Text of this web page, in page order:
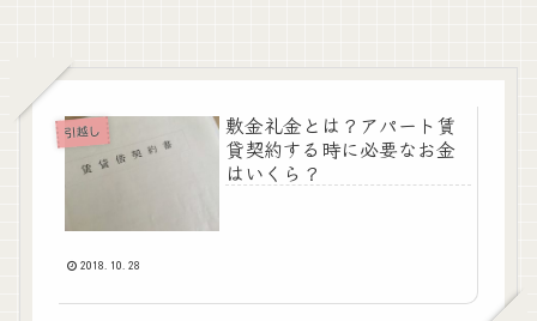
引越し
敷金礼金とは？アパート賃
貸契約する時に必要なお金
はいくら？
2018.10.28